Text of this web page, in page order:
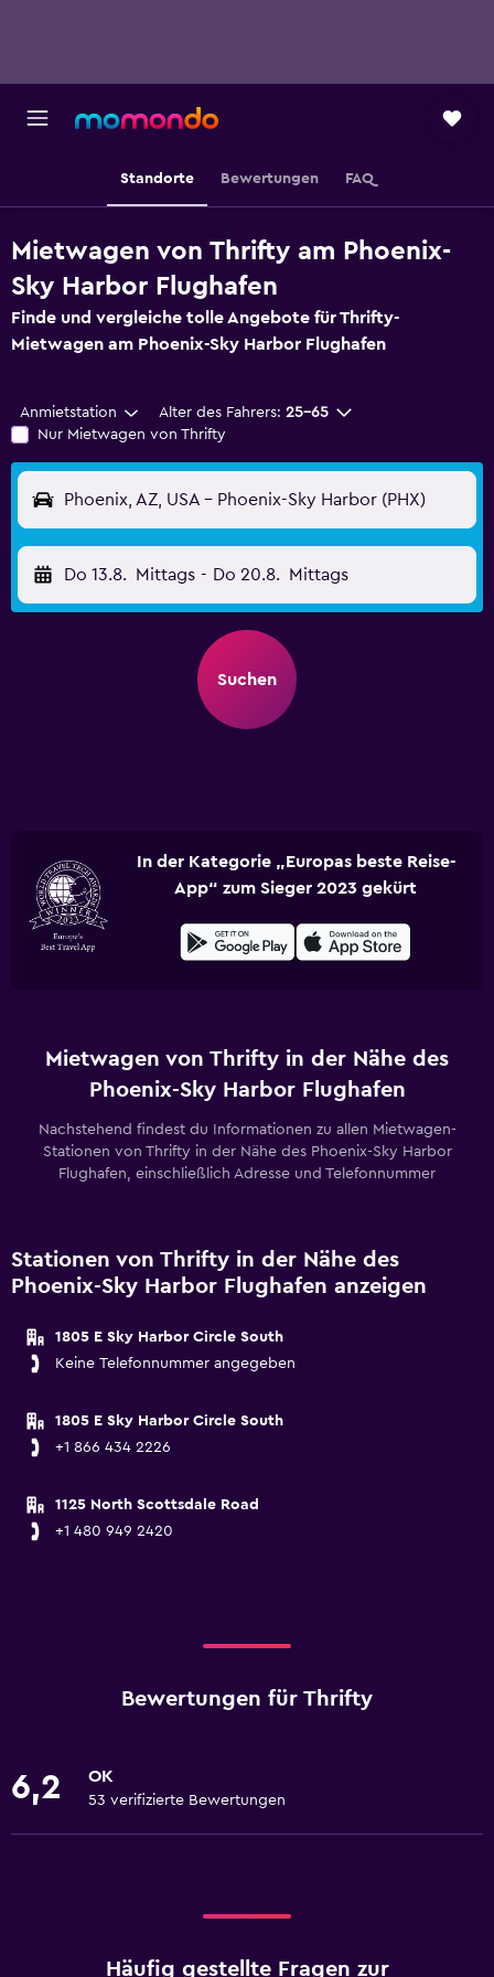
Standorte Bewertungen FAQ
Mietwagen von Thrifty am Phoenix-
Sky Harbor Flughafen
Finde und vergleiche tolle Angebote für Thrifty-
Mietwagen am Phoenix-Sky Harbor Flughafen
Anmietstation Alter des Fahrers: 25-65
Nur Mietwagen von Thrifty
Phoenix, AZ, USA - Phoenix-Sky Harbor (PHX)
Do 13.8. Mittags - Do 20.8. Mittags
Suchen
In der Kategorie „Europas beste Reise-
App“ zum Sieger 2023 gekürt
Mietwagen von Thrifty in der Nähe des
Phoenix-Sky Harbor Flughafen
Nachstehend findest du Informationen zu allen Mietwagen-
Stationen von Thrifty in der Nähe des Phoenix-Sky Harbor
Flughafen, einschließlich Adresse und Telefonnummer
Stationen von Thrifty in der Nähe des
Phoenix-Sky Harbor Flughafen anzeigen
1805 E Sky Harbor Circle South
Keine Telefonnummer angegeben
1805 E Sky Harbor Circle South
+1 866 434 2226
1125 North Scottsdale Road
+1 480 949 2420
Bewertungen für Thrifty
6,2 OK
53 verifizierte Bewertungen
Häufig gestellte Fragen zur